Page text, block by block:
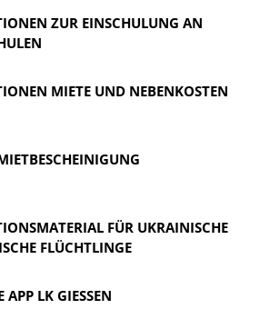
ZUR EINSCHULUNG AN
MIETE UND NEBENKOSTEN
FÜR UKRAINISCHE
FLÜCHTLINGE
LK GIESSEN